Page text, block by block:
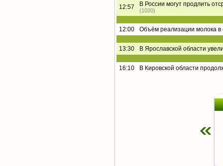
12:57 В России могут продлить
(1020)
12:00 Объём реализации молока в
13:30 В Ярославской области
16:10 В Кировской области